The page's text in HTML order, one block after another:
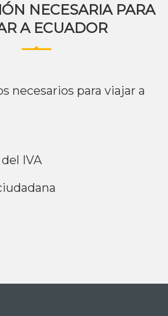
NECESARIA PARA
A ECUADOR
necesarios para viajar a
IVA